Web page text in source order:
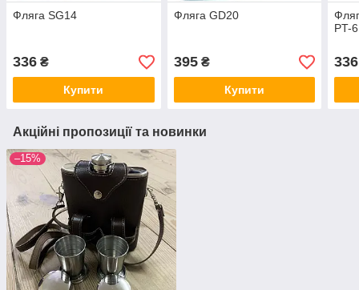
Фляга SG14
336 ₴
Купити
Фляга GD20
395₴
Купити
PT-
336
Акційні пропозиції та новинки
–15%